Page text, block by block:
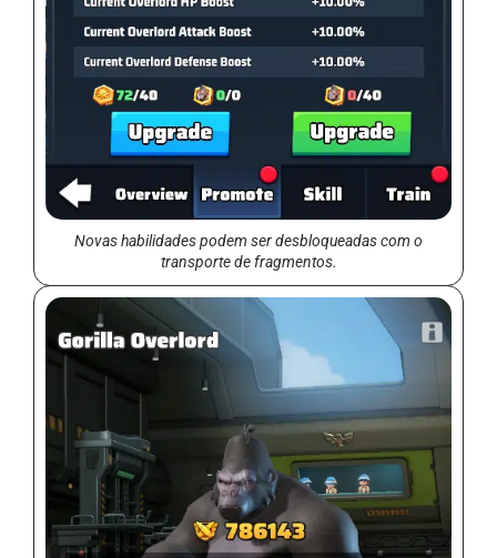
Novas habilidades podem ser desbloqueadas com o
transporte de fragmentos.